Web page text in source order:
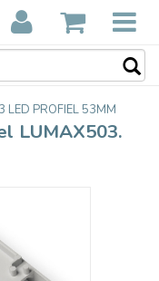
LED PROFIEL 53MM
LUMAX503.